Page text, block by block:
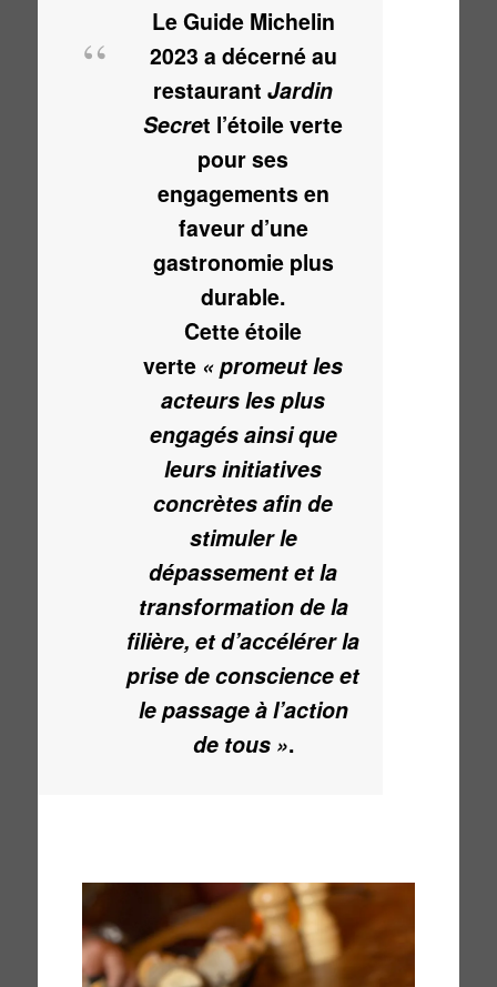
Le Guide Michelin
2023 a décerné au
restaurantJardin
Secret l’étoile verte
pour ses
engagements en
faveur d’une
gastronomie plus
durable.
Cette étoile
verte « promeut les
acteurs les plus
engagés ainsi que
leurs initiatives
concrètes afin de
stimuler le
dépassement et la
transformation de la
filière, et d’accélérer la
prise de conscience et
le passage à l’action
de tous ».